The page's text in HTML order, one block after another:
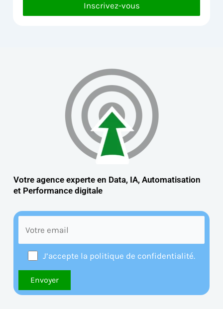
Inscrivez-vous
Votre agence experte en Data, IA, Automatisation
et Performance digitale
J’accepte la politique de confidentialité.